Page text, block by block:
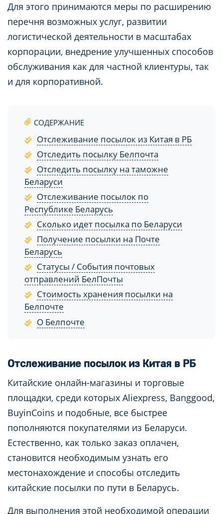
Для этого принимаются меры по расширению
перечня возможных услуг, развитии
логистической деятельности в масштабах
корпорации, внедрение улучшенных способов
обслуживания как для частной клиентуры, так
и для корпоративной.
СОДЕРЖАНИЕ
Отслеживание посылок из Китая в РБ
Отследить посылку Белпочта
Отследить посылку на таможне
Беларуси
Отслеживание посылок по
Республике Беларусь
Сколько идет посылка по Беларуси
Получение посылки на Почте
Беларусь
Статусы / События почтовых
отправлений БелПочты
Стоимость хранения посылки на
Белпочте
О Белпочте
Отслеживание посылок из Китая в РБ
Китайские онлайн-магазины и торговые
площадки, среди которых Aliexpress, Banggood,
BuyinCoins и подобные, все быстрее
пополняются покупателями из Беларуси.
Естественно, как только заказ оплачен,
становится необходимым узнать его
местонахождение и способы отследить
китайские посылки по пути в Беларусь.
Для выполнения этой необходимой операции